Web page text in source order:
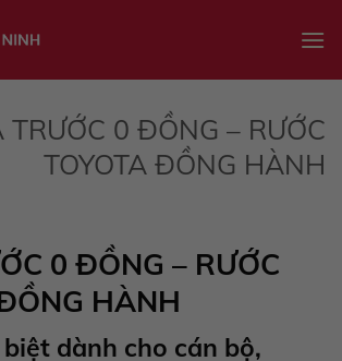
TRƯỚC 0 ĐỒNG – RƯỚC
TOYOTA ĐỒNG HÀNH
0 ĐỒNG – RƯỚC
HÀNH
dành cho cán bộ,